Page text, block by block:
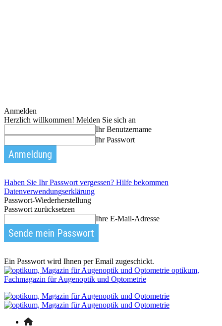
Anmelden
Herzlich willkommen! Melden Sie sich an
Ihr Benutzername
Ihr Passwort
Haben Sie Ihr Passwort vergessen? Hilfe bekommen
Datenverwendungserklärung
Passwort-Wiederherstellung
Passwort zurücksetzen
Ihre E-Mail-Adresse
Ein Passwort wird Ihnen per Email zugeschickt.
optikum,
Fachmagazin für Augenoptik und Optometrie